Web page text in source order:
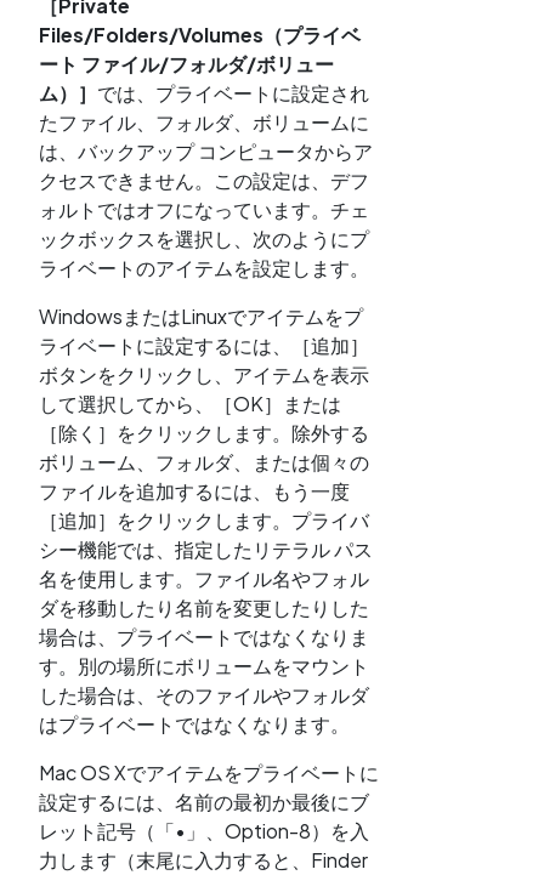
［Private
Files/Folders/Volumes（プライベ
ート ファイル/フォルダ/ボリュー
ム）］ では、プライベートに設定され
たファイル、フォルダ、ボリュームに
は、バックアップ コンピュータからア
クセスできません。この設定は、デフ
ォルトではオフになっています。チェ
ックボックスを選択し、次のようにプ
ライベートのアイテムを設定します。
WindowsまたはLinuxでアイテムをプ
ライベートに設定するには、［追加］
ボタンをクリックし、アイテムを表示
して選択してから、［OK］または
［除く］をクリックします。除外する
ボリューム、フォルダ、または個々の
ファイルを追加するには、もう一度
［追加］をクリックします。プライバ
シー機能では、指定したリテラル パス
名を使用します。ファイル名やフォル
ダを移動したり名前を変更したりした
場合は、プライベートではなくなりま
す。別の場所にボリュームをマウント
した場合は、そのファイルやフォルダ
はプライベートではなくなります。
Mac OS Xでアイテムをプライベートに
設定するには、名前の最初か最後にブ
レット記号（「•」、Option-8）を入
力します（末尾に入力すると、Finder